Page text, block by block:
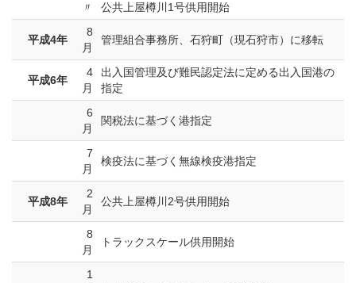
〃 公共上屋樽川1号供用開始
平成4年
8
月
管理組合事務所、石狩町（現石狩市）に移転
平成6年
4
月
出入国管理及び難民認定法に定める出入国港の
指定
6
月
関税法に基づく港指定
7
月
検疫法に基づく無線検疫港指定
平成8年
2
月
公共上屋樽川2号供用開始
8
月
トラックスケール供用開始
1